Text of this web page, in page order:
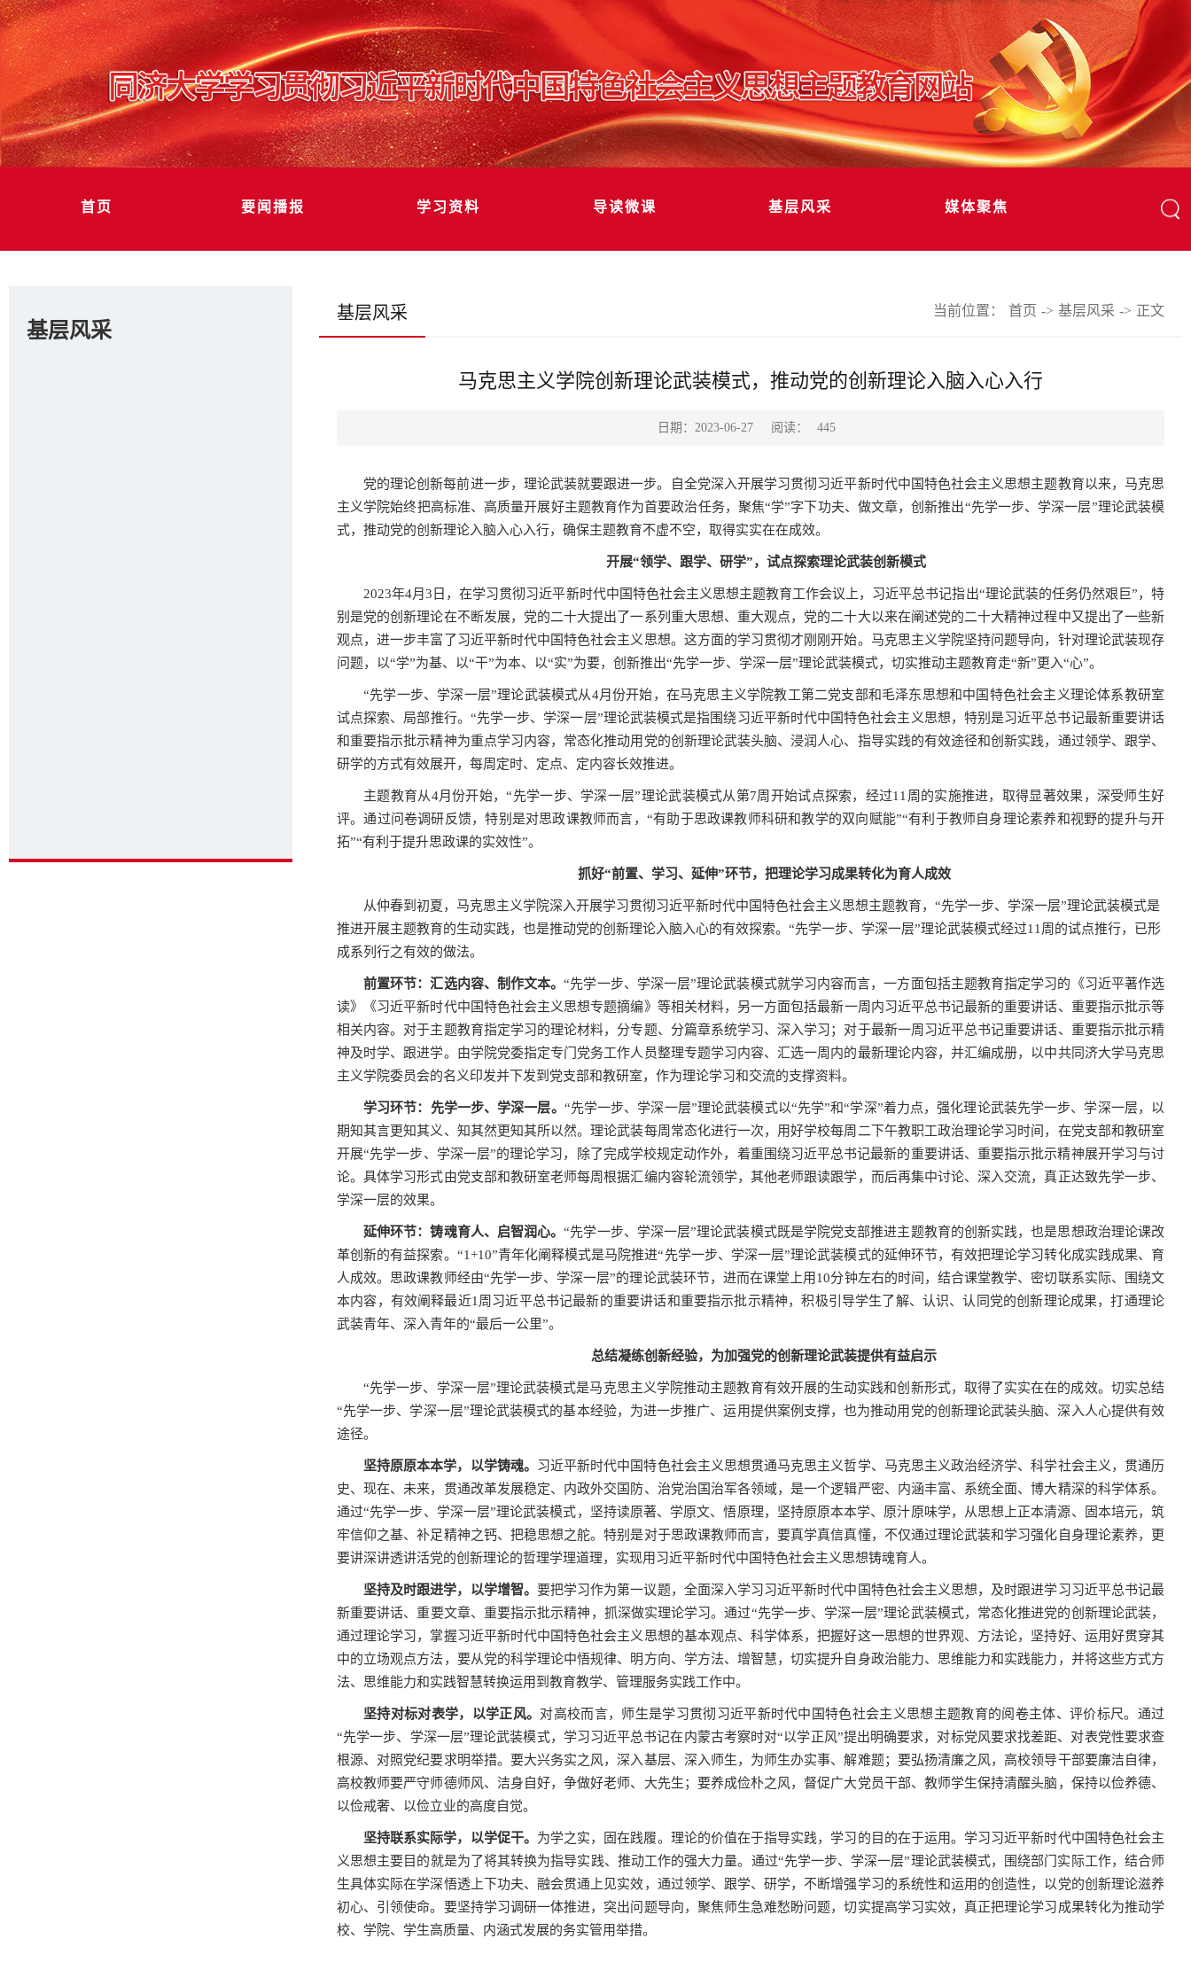
首页 要闻播报 学习资料 导读微课 基层风采 媒体聚焦
基层风采
基层风采 当前位置： 首页 -> 基层风采 -> 正文
马克思主义学院创新理论武装模式，推动党的创新理论入脑入心入行
日期：2023-06-27 阅读： 445
党的理论创新每前进一步，理论武装就要跟进一步。自全党深入开展学习贯彻习近平新时代中国特色社会主义思想主题教育以来， 马克思
主义学院始终把高标准、高质量开展好主题教育作为首要政治任务，聚焦“学”字下功夫、做文章，创新推出“先学一步、学深一层”理论武装模
式，推动党的创新理论入脑入心入行， 确保主题教育不虚不空，取得实实在在成效。
开展“领学、跟学、研学”，试点探索理论武装创新模式
2023年4月3 日，在学习贯彻习近平新时代中国特色社会主义思想主题教育工作会议上，习近平总书记指出“理论武装的任务仍然艰巨”，特
别是党的创新理论在不断发展，党的二十大提出了一系列重大思想、重大观点，党的二十大以来在阐述党的二十大精神过程中又提出了一些新
观点，进一步丰富了习近平新时代中国特色社会主义思想。这方面的学习贯彻才刚刚开始。马克思主义学院坚持问题导向，针对理论武装现存
问题，以“学”为基、以“干”为本、以“实”为要，创新推出“先学一步、学深一层”理论武装模式，切实推动主题教育走“新”更入“心”。
“先学一步、学深一层”理论武装模式从4月份开始，在马克思主义学院教工第二党支部和毛泽东思想和中国特色社会主义理论体系教研室
试点探索、局部推行。“先学一步、学深一层”理论武装模式是指围绕习近平新时代中国特色社会主义思想，特别是习近平总书记最新重要讲话
和重要指示批示精神为重点学习内容，常态化推动用党的创新理论武装头脑、浸润人心、指导实践的有效途径和创新实践，通过领学、跟学、
研学的方式有效展开，每周定时、定点、定内容长效推进。
主题教育从4月份开始，“先学一步、学深一层”理论武装模式从第7周开始试点探索，经过11周的实施推进，取得显著效果，深受师生好
评。通过问卷调研反馈，特别是对思政课教师而言，“有助于思政课教师科研和教学的双向赋能”“有利于教师自身理论素养和视野的提升与开
拓”“有利于提升思政课的实效性”。
抓好“前置、学习、延伸”环节，把理论学习成果转化为育人成效
从仲春到初夏，马克思主义学院深入开展学习贯彻习近平新时代中国特色社会主义思想主题教育，“先学一步、学深一层”理论武装模式是
推进开展主题教育的生动实践，也是推动党的创新理论入脑入心的有效探索。“先学一步、学深一层”理论武装模式经过11周的试点推行，已形
成系列行之有效的做法。
前置环节：汇选内容、制作文本。“先学一步、学深一层”理论武装模式就学习内容而言，一方面包括主题教育指定学习的《习近平著作选
读》《习近平新时代中国特色社会主义思想专题摘编》等相关材料，另一方面包括最新一周内习近平总书记最新的重要讲话、重要指示批示等
相关内容。对于主题教育指定学习的理论材料，分专题、分篇章系统学习、深入学习；对于最新一周习近平总书记重要讲话、重要指示批示精
神及时学、跟进学。由学院党委指定专门党务工作人员整理专题学习内容、汇选一周内的最新理论内容，并汇编成册，以中共同济大学马克思
主义学院委员会的名义印发并下发到党支部和教研室，作为理论学习和交流的支撑资料。
学习环节：先学一步、学深一层。 “先学一步、学深一层”理论武装模式以“先学”和“学深”着力点，强化理论武装先学一步、学深一层，以
期知其言更知其义、知其然更知其所以然。理论武装每周常态化进行一次，用好学校每周二下午教职工政治理论学习时间，在党支部和教研室
开展“先学一步、学深一层”的理论学习，除了完成学校规定动作外，着重围绕习近平总书记最新的重要讲话、重要指示批示精神展开学习与讨
论。具体学习形式由党支部和教研室老师每周根据汇编内容轮流领学，其他老师跟读跟学，而后再集中讨论、深入交流，真正达致先学一步、
学深一层的效果。
延伸环节：铸魂育人、启智润心。“先学一步、学深一层”理论武装模式既是学院党支部推进主题教育的创新实践，也是思想政治理论课改
革创新的有益探索。“1+10”青年化阐释模式是马院推进“先学一步、学深一层”理论武装模式的延伸环节，有效把理论学习转化成实践成果、育
人成效。思政课教师经由“先学一步、学深一层”的理论武装环节，进而在课堂上用10分钟左右的时间，结合课堂教学、密切联系实际、围绕文
本内容，有效阐释最近1周习近平总书记最新的重要讲话和重要指示批示精神，积极引导学生了解、认识、认同党的创新理论成果，打通理论
武装青年、深入青年的“最后一公里”。
总结凝练创新经验，为加强党的创新理论武装提供有益启示
“先学一步、学深一层”理论武装模式是马克思主义学院推动主题教育有效开展的生动实践和创新形式，取得了实实在在的成效。切实总结
“先学一步、学深一层”理论武装模式的基本经验，为进一步推广、运用提供案例支撑，也为推动用党的创新理论武装头脑、深入人心提供有效
途径。
坚持原原本本学，以学铸魂。 习近平新时代中国特色社会主义思想贯通马克思主义哲学、马克思主义政治经济学、科学社会主义，贯通历
史、现在、未来，贯通改革发展稳定、内政外交国防、治党治国治军各领域，是一个逻辑严密、内涵丰富、系统全面、博大精深的科学体系。
通过“先学一步、学深一层”理论武装模式，坚持读原著、学原文、悟原理，坚持原原本本学、原汁原味学，从思想上正本清源、固本培元，筑
牢信仰之基、补足精神之钙、把稳思想之舵。特别是对于思政课教师而言，要真学真信真懂，不仅通过理论武装和学习强化自身理论素养，更
要讲深讲透讲活党的创新理论的哲理学理道理，实现用习近平新时代中国特色社会主义思想铸魂育人。
坚持及时跟进学，以学增智。 要把学习作为第一议题，全面深入学习习近平新时代中国特色社会主义思想，及时跟进学习习近平总书记最
新重要讲话、重要文章、重要指示批示精神，抓深做实理论学习。通过“先学一步、学深一层”理论武装模式，常态化推进党的创新理论武装，
通过理论学习，掌握习近平新时代中国特色社会主义思想的基本观点、科学体系，把握好这一思想的世界观、方法论，坚持好、运用好贯穿其
中的立场观点方法，要从党的科学理论中悟规律、明方向、学方法、增智慧，切实提升自身政治能力、思维能力和实践能力，并将这些方式方
法、思维能力和实践智慧转换运用到教育教学、管理服务实践工作中。
坚持对标对表学，以学正风。 对高校而言，师生是学习贯彻习近平新时代中国特色社会主义思想主题教育的阅卷主体、评价标尺。通过
“先学一步、学深一层”理论武装模式，学习习近平总书记在内蒙古考察时对“以学正风”提出明确要求，对标党风要求找差距、对表党性要求查
根源、对照党纪要求明举措。要大兴务实之风，深入基层、深入师生，为师生办实事、解难题；要弘扬清廉之风，高校领导干部要廉洁自律，
高校教师要严守师德师风、洁身自好，争做好老师、大先生；要养成俭朴之风，督促广大党员干部、教师学生保持清醒头脑，保持以俭养德、
以俭戒奢、以俭立业的高度自觉。
坚持联系实际学，以学促干。 为学之实，固在践履。理论的价值在于指导实践，学习的目的在于运用。学习习近平新时代中国特色社会主
义思想主要目的就是为了将其转换为指导实践、推动工作的强大力量。通过“先学一步、学深一层”理论武装模式，围绕部门实际工作，结合师
生具体实际在学深悟透上下功夫、融会贯通上见实效，通过领学、跟学、研学，不断增强学习的系统性和运用的创造性，以党的创新理论滋养
初心、引领使命。要坚持学习调研一体推进，突出问题导向，聚焦师生急难愁盼问题，切实提高学习实效，真正把理论学习成果转化为推动学
校、学院、学生高质量、内涵式发展的务实管用举措。